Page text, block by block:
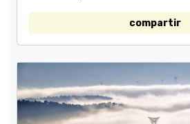
compartir